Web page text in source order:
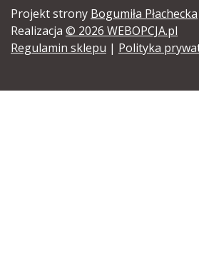
Projekt strony Bogumiła Płachecka
Realizacja © 2026 WEBOPCJA.pl
Regulamin sklepu | Polityka